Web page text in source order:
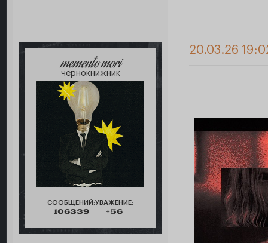
memento mori
чернокнижник
СООБЩЕНИЙ:
106339
УВАЖЕНИЕ:
+56
20.03.26